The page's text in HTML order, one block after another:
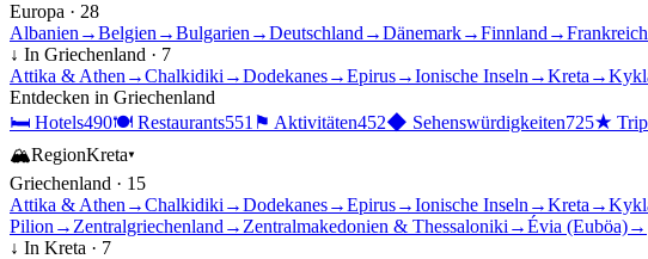
Europa · 28
Albanien →Belgien →Bulgarien →Deutschland →Dänemark→Finnland →Frankreich
↓ In Griechenland · 7
Attika & Athen →Chalkidiki →Dodekanes→Epirus→Ionische Inseln →Kreta →
Entdecken in Griechenland
🛏 Hotels490🍽 Restaurants551 ⚑ Aktivitäten452◆ Sehenswürdigkeiten725★
🏔RegionKreta▾
Griechenland · 15
Attika & Athen →Chalkidiki →Dodekanes→Epirus→Ionische Inseln →Kreta →
Pilion → Zentralgriechenland → Zentralmakedonien & Thessaloniki →Évia (Euböa)→
↓ In Kreta · 7